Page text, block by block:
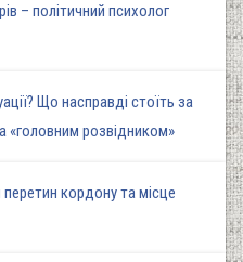
– політичний психолог
Що насправді стоїть за
«головним розвідником»
кордону та місце